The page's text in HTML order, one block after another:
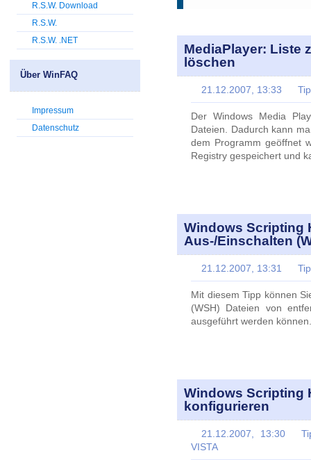
MediaPlayer: Liste
löschen
21.12.2007, 13:33
Der Windows Media
Dateien. Dadurch kann
dem Programm geöffnet
Registry gespeichert und
Windows Scripting
Aus-/Einschalten
21.12.2007, 13:31
Mit diesem Tipp können
(WSH) Dateien von
ausgeführt werden können.
Windows Scripting
konfigurieren
21.12.2007, 13:30
VISTA
R.S.W. Download
R.S.W.
R.S.W. .NET
Über WinFAQ
Impressum
Datenschutz